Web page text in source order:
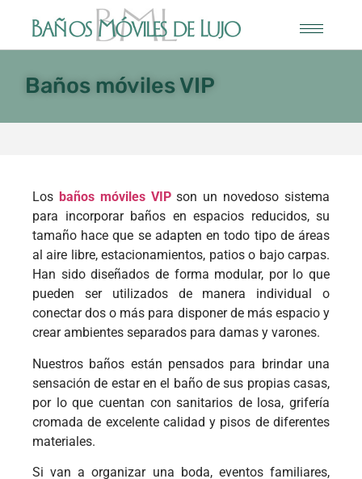
Baños móviles VIP
Los baños móviles VIPson un novedoso sistema
para incorporar baños en espacios reducidos, su
tamaño hace que se adapten en todo tipo de áreas
al aire libre, estacionamientos, patios o bajo carpas.
Han sido diseñados de forma modular, por lo que
pueden ser utilizados de manera individual o
conectar dos o más para disponer de más espacio y
crear ambientes separados para damas y varones.
Nuestros baños están pensados para brindar una
sensación de estar en el baño de sus propias casas,
por lo que cuentan con sanitarios de losa, grifería
cromada de excelente calidad y pisos de diferentes
materiales.
Si van a organizar una boda, eventos familiares,